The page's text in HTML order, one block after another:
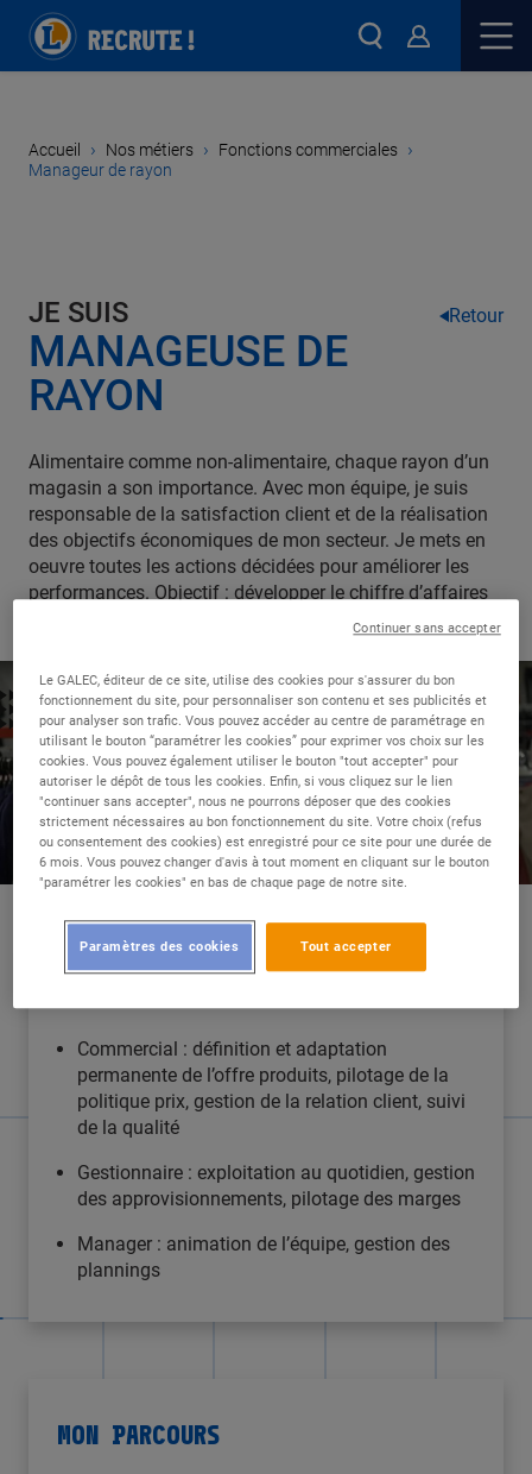
Accueil › Nos métiers › Fonctions commerciales ›
Manageur de rayon
JE SUIS
MANAGEUSE DE
RAYON
Retour
Alimentaire comme non-alimentaire, chaque rayon d’un
magasin a son importance. Avec mon équipe, je suis
responsable de la satisfaction client et de la réalisation
des objectifs économiques de mon secteur. Je mets en
oeuvre toutes les actions décidées pour améliorer les
performances. Objectif : développer le chiffre d’affaires
Commercial : définition et adaptation
permanente de l’offre produits, pilotage de la
politique prix, gestion de la relation client, suivi
de la qualité
Gestionnaire : exploitation au quotidien, gestion
des approvisionnements, pilotage des marges
Manager : animation de l’équipe, gestion des
plannings
MON PARCOURS
Le GALEC, éditeur de ce site, utilise des cookies pour s'assurer du bon
fonctionnement du site, pour personnaliser son contenu et ses publicités et
pour analyser son trafic. Vous pouvez accéder au centre de paramétrage en
utilisant le bouton “paramétrer les cookies” pour exprimer vos choix sur les
cookies. Vous pouvez également utiliser le bouton "tout accepter" pour
autoriser le dépôt de tous les cookies. Enfin, si vous cliquez sur le lien
"continuer sans accepter", nous ne pourrons déposer que des cookies
strictement nécessaires au bon fonctionnement du site. Votre choix (refus
ou consentement des cookies) est enregistré pour ce site pour une durée de
6 mois. Vous pouvez changer d'avis à tout moment en cliquant sur le bouton
"paramétrer les cookies" en bas de chaque page de notre site.
Tout accepter
Paramètres des cookies
Continuer sans accepter